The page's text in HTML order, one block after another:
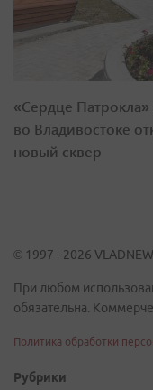
«Сердце Патрокла»
во Владивостоке
новый сквер
© 1997 - 2026
При любом
обязательна.
Политика обработки
Рубрики